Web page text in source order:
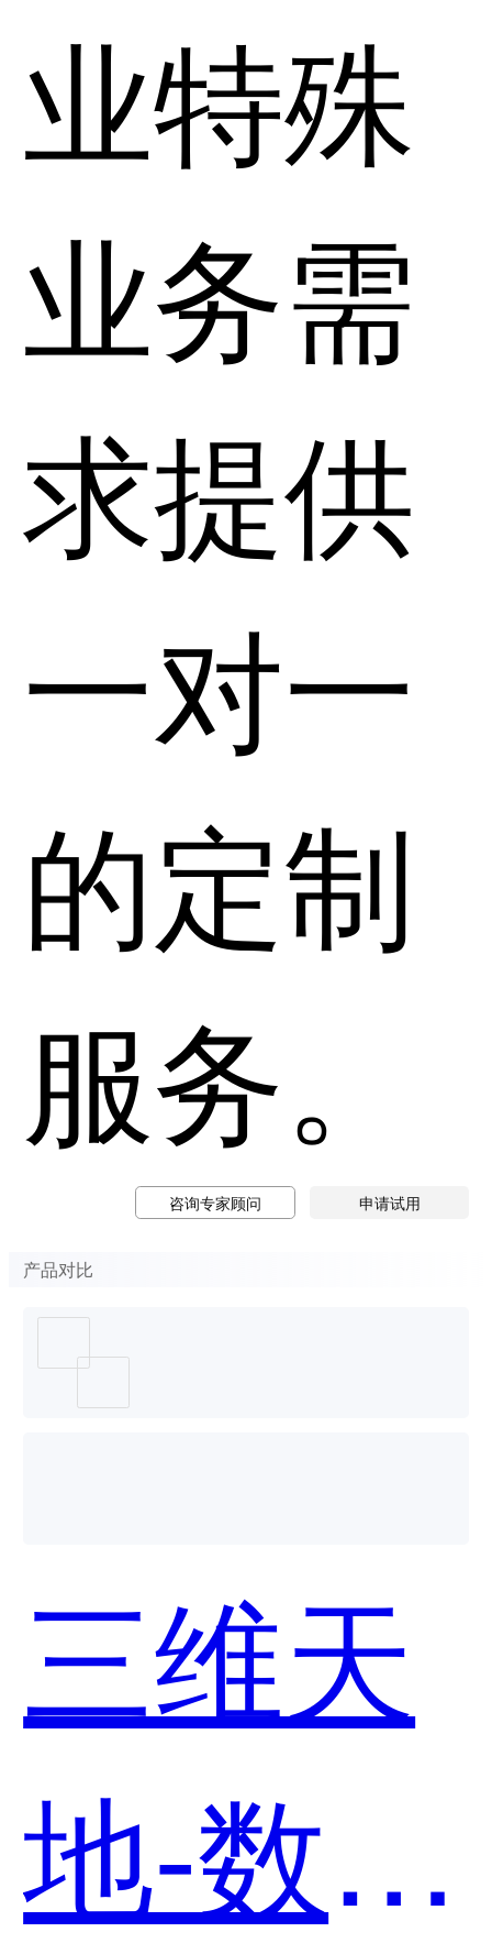
业特殊
业务需
求提供
一对一
的定制
服务。
咨询专家顾问 申请试用
产品对比
三维天
地-数据